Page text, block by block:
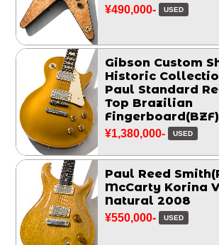
¥490,000- USED
Gibson Custom
Historic
Paul Standard
Top Brazilian
¥1,380,000- USED
Paul Reed
McCarty Korina
Natural 2008
¥550,000- USED